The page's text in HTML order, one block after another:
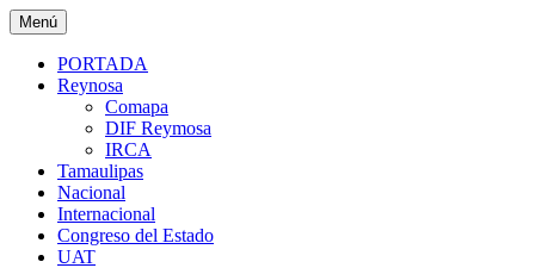
Saltar
al
contenido
Menú
PORTADA
Reynosa
Comapa
DIF Reymosa
IRCA
Tamaulipas
Nacional
Internacional
Congreso del Estado
UAT